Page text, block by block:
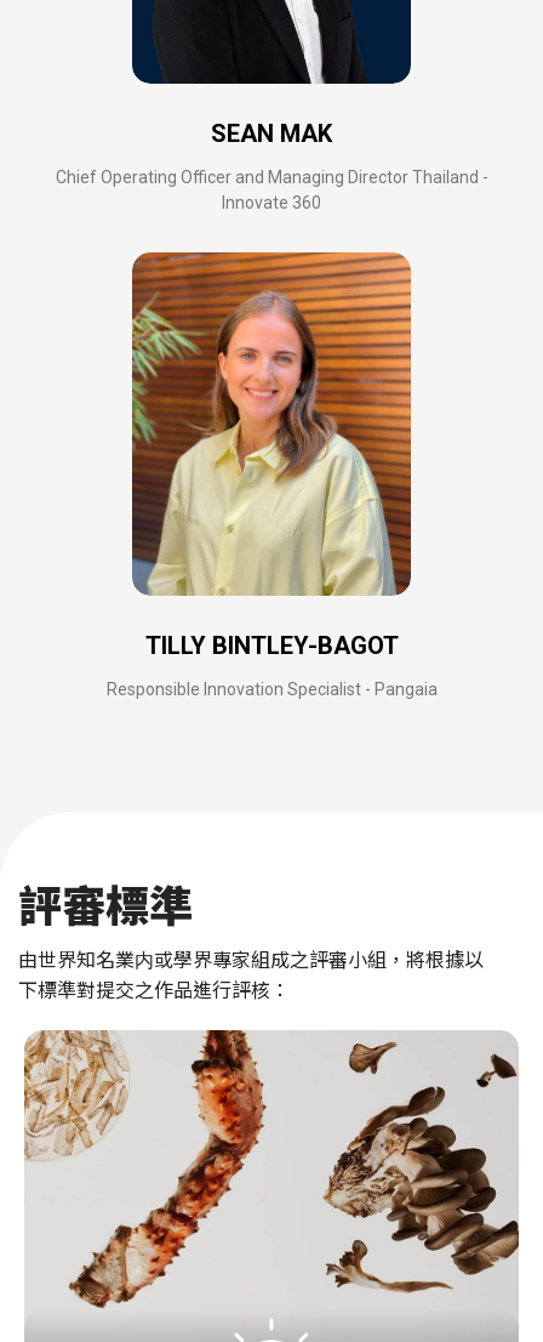
SEAN MAK
Chief Operating Officer and Managing Director Thailand -
Innovate 360
TILLY BINTLEY-BAGOT
Responsible Innovation Specialist - Pangaia
評審標準
由世界知名業内或學界專家組成之評審小組，將根據以
下標準對提交之作品進行評核：